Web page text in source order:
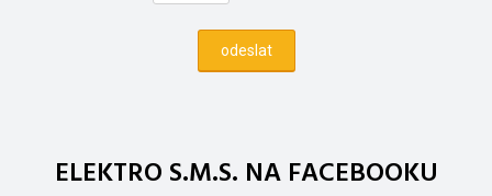
ELEKTRO S.M.S. NA FACEBOOKU